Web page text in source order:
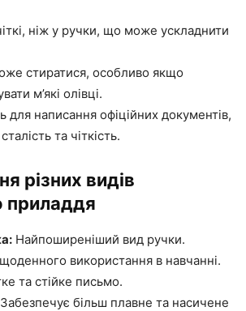
ніж у ручки, що може ускладнити
стиратися, особливо якщо
м’які олівці.
для написання офіційних документів,
та чіткість.
різних видів
приладдя
Найпоширеніший вид ручки.
використання в навчанні.
та стійке письмо.
Забезпечує більш плавне та насичене